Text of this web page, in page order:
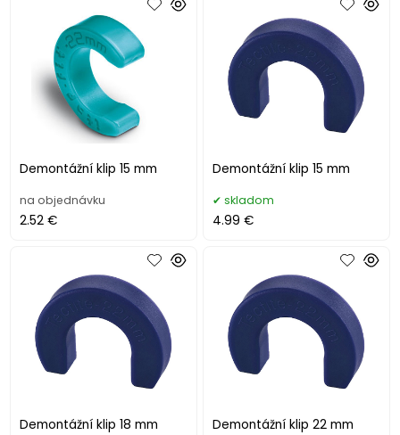
Demontážní klip 15 mm
na objednávku
2.52 €
Demontážní klip 15 mm
skladom
4.99 €
Demontážní klip 18 mm Demontážní klip 22 mm